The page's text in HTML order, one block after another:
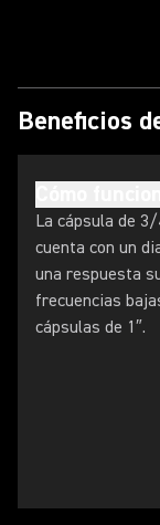
Beneficios
La cápsula de
cuenta con un
una respuesta
frecuencias
cápsulas de 1″.